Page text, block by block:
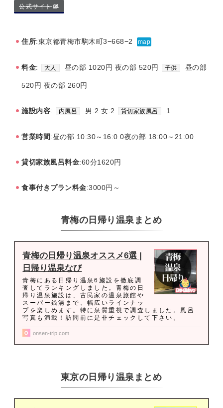
公式サイト
住所:東京都青梅市駒木町3−668−2 map
料金: 大人 昼の部 1020円 夜の部 520円 子供 昼の部
520円 夜の部 260円
施設内容: 内風呂 男:2 女:2 貸切家族風呂 1
営業時間:昼の部 10:30～16:0 0夜の部 18:00～21:00
貸切家族風呂料金:60分1620円
食事付きプラン料金:3000円～
青梅の日帰り温泉まとめ
青梅の日帰り温泉オススメ6選 |
日帰り温泉なび
青梅にある日帰り温泉6施設を徹底調
査してランキングしました。青梅の日
帰り温泉施設は、古民家の温泉旅館や
スーパー銭湯まで、幅広いラインナッ
プを楽しめます。特に泉質重視で調査しました。風呂
写真も満載！訪問前に是非チェックして下さい。
onsen-trip.com
東京の日帰り温泉まとめ